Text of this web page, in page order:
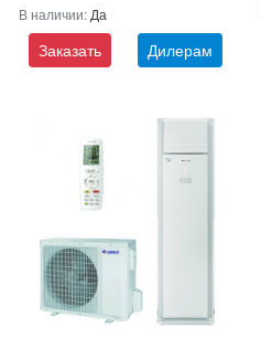
В наличии: Да
Заказать Дилерам